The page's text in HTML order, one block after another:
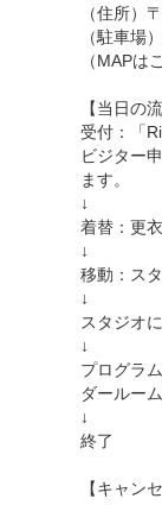
（住所）
（駐車場
（MAPは
【当日の
受付：「
ビジター
ます。
↓
着替：更
↓
移動：ス
↓
スタジオ
↓
プログラ
ダールーム
↓
終了
【キャン